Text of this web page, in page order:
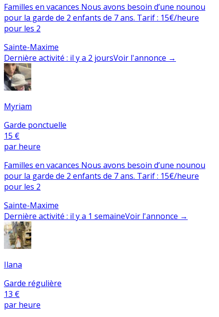
Familles en vacances Nous avons besoin d’une nounou
pour la garde de 2 enfants de 7 ans. Tarif : 15€/heure
pour les 2
Sainte-Maxime
Dernière activité : il y a 2 joursVoir l'annonce →
Myriam
Garde ponctuelle
15 €
par heure
Familles en vacances Nous avons besoin d’une nounou
pour la garde de 2 enfants de 7 ans. Tarif : 15€/heure
pour les 2
Sainte-Maxime
Dernière activité : il y a 1 semaineVoir l'annonce →
Ilana
Garde régulière
13 €
par heure